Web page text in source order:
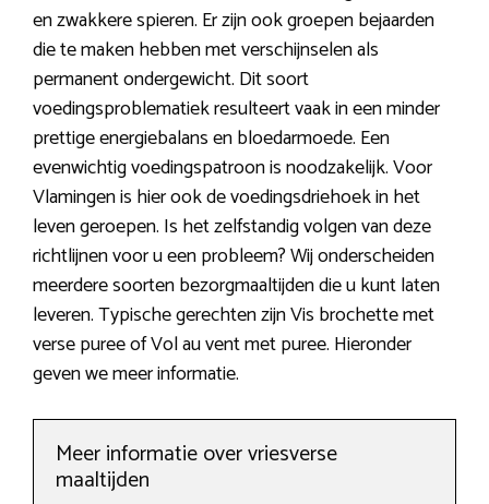
en zwakkere spieren. Er zijn ook groepen bejaarden
die te maken hebben met verschijnselen als
permanent ondergewicht. Dit soort
voedingsproblematiek resulteert vaak in een minder
prettige energiebalans en bloedarmoede. Een
evenwichtig voedingspatroon is noodzakelijk. Voor
Vlamingen is hier ook de voedingsdriehoek in het
leven geroepen. Is het zelfstandig volgen van deze
richtlijnen voor u een probleem? Wij onderscheiden
meerdere soorten bezorgmaaltijden die u kunt laten
leveren. Typische gerechten zijn Vis brochette met
verse puree of Vol au vent met puree. Hieronder
geven we meer informatie.
Meer informatie over vriesverse
maaltijden